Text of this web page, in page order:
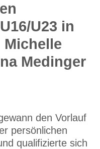
U23 in
Medinger
den Vorlauf
persönlichen
qualifizierte sich